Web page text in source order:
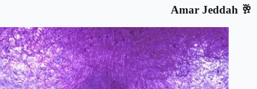
🥂 Amar Jeddah